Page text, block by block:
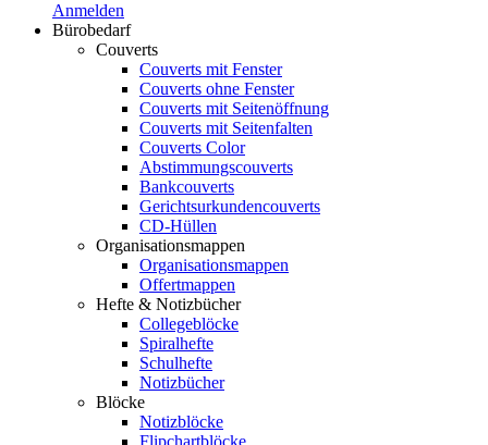
Anmelden
Bürobedarf
Couverts
Couverts mit Fenster
Couverts ohne Fenster
Couverts mit Seitenöffnung
Couverts mit Seitenfalten
Couverts Color
Abstimmungscouverts
Bankcouverts
Gerichtsurkundencouverts
CD-Hüllen
Organisationsmappen
Organisationsmappen
Offertmappen
Hefte & Notizbücher
Collegeblöcke
Spiralhefte
Schulhefte
Notizbücher
Blöcke
Notizblöcke